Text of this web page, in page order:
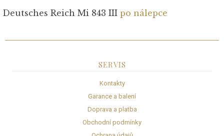
Deutsches Reich Mi 843 III po nálepce
SERVIS
Kontakty
Garance a balení
Doprava a platba
Obchodní podmínky